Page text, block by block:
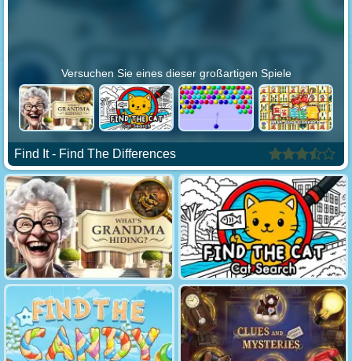
Versuchen Sie eines dieser großartigen Spiele
Find It - Find The Differences